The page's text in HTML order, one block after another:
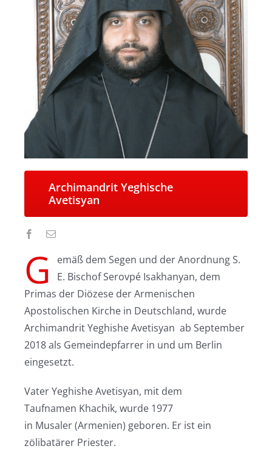
Archimandrit Yeghische
Avetisyan
G
emäß dem Segen und der Anordnung S.
E. Bischof Serovpé Isakhanyan, dem
Primas der Diözese der Armenischen
Apostolischen Kirche in Deutschland, wurde
Archimandrit Yeghishe Avetisyan ab September
2018 als Gemeindepfarrer in und um Berlin
eingesetzt.
Vater Yeghishe Avetisyan, mit dem
Taufnamen Khachik, wurde 1977
in Musaler (Armenien) geboren. Er ist ein
zölibatärer Priester.